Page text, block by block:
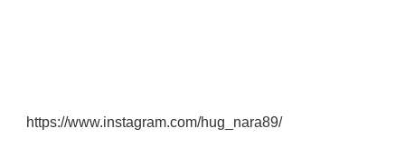
https://www.instagram.com/hug_nara89/